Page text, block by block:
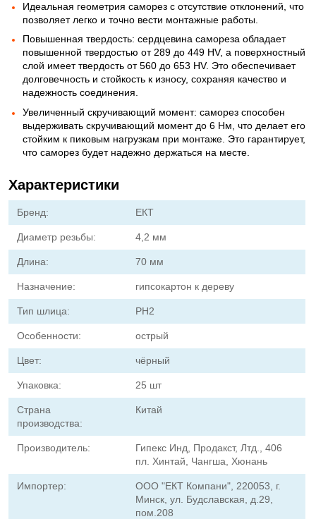
Идеальная геометрия саморез с отсутствие отклонений, что
позволяет легко и точно вести монтажные работы.
Повышенная твердость: сердцевина самореза обладает
повышенной твердостью от 289 до 449 HV, а поверхностный
слой имеет твердость от 560 до 653 HV. Это обеспечивает
долговечность и стойкость к износу, сохраняя качество и
надежность соединения.
Увеличенный скручивающий момент: саморез способен
выдерживать скручивающий момент до 6 Нм, что делает его
стойким к пиковым нагрузкам при монтаже. Это гарантирует,
что саморез будет надежно держаться на месте.
Характеристики
Бренд: ЕКТ
Диаметр резьбы: 4,2 мм
Длина: 70 мм
Назначение: гипсокартон к дереву
Тип шлица: PH2
Особенности: острый
Цвет: чёрный
Упаковка: 25 шт
Страна
производства:
Китай
Производитель:
Гипекс Инд, Продакст, Лтд., 406
пл. Хинтай, Чангша, Хюнань
Импортер:
ООО "ЕКТ Компани", 220053, г.
Минск, ул. Будславская, д.29,
пом.208